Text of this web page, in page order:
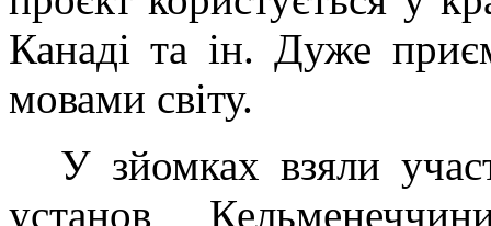
Канаді та ін. Дуже
мовами світу.
У зйомках взяли
установ